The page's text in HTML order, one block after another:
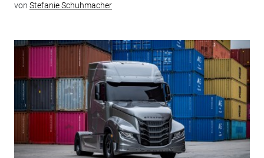
von Stefanie Schuhmacher